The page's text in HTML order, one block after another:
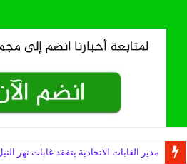
مدير الغابات الاتحادية يتفقد غابات نهر